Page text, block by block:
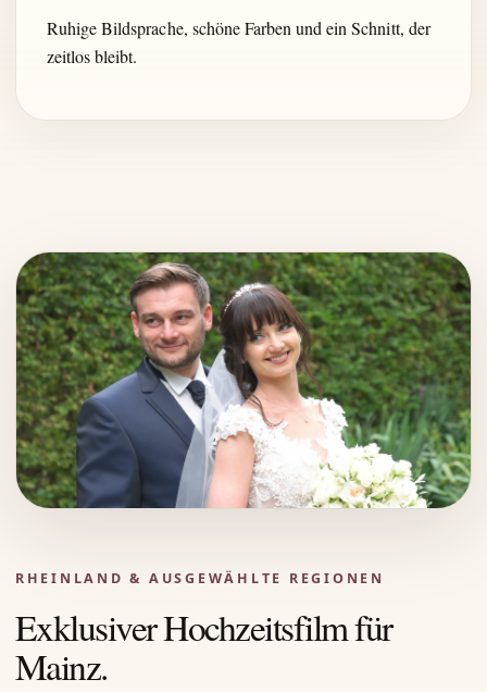
Ruhige Bildsprache, schöne Farben und ein Schnitt, der
zeitlos bleibt.
RHEINLAND & AUSGEWÄHLTE REGIONEN
Exklusiver Hochzeitsfilm für
Mainz.